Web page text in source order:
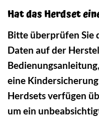
Hat das Herdset
Bitte überprüfen Sie
Daten auf der
eine
Herdsets verfügen
um ein